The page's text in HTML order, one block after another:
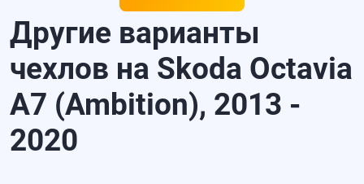
Другие варианты
чехлов на Skoda Octavia
A7 (Ambition), 2013 -
2020